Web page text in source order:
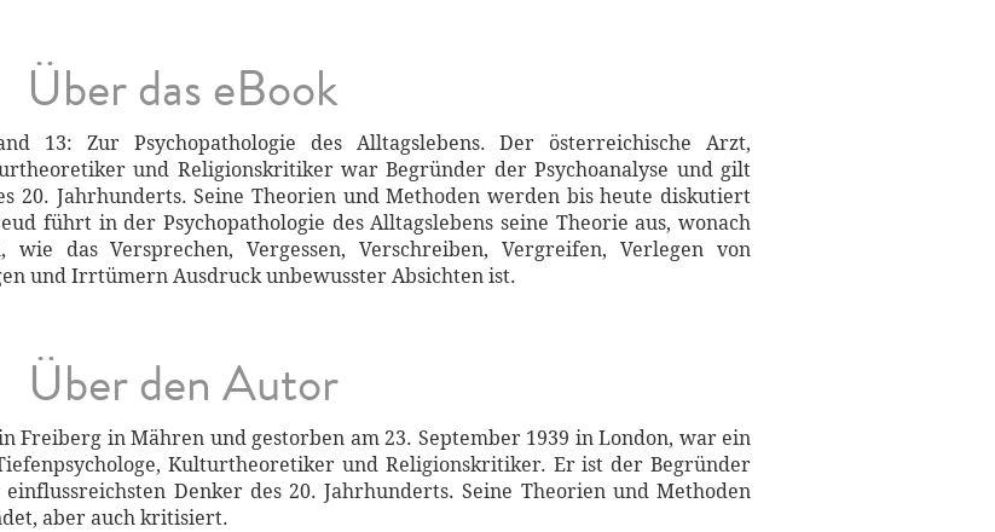
Über das eBook
13: Zur Psychopathologie des Alltagslebens. Der österreichische Arzt,
und Religionskritiker war Begründer der Psychoanalyse und gilt
20. Jahrhunderts. Seine Theorien und Methoden werden bis heute diskutiert
führt in der Psychopathologie des Alltagslebens seine Theorie aus, wonach
das Versprechen, Vergessen, Verschreiben, Vergreifen, Verlegen von
und Irrtümern Ausdruck unbewusster Absichten ist.
Über den Autor
Freiberg in Mähren und gestorben am 23. September 1939 in London, war ein
Kulturtheoretiker und Religionskritiker. Er ist der Begründer
Denker des 20. Jahrhunderts. Seine Theorien und Methoden
aber auch kritisiert.